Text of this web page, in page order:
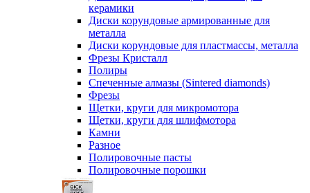
керамики
Диски корундовые армированные для
металла
Диски корундовые для пластмассы, металла
Фрезы Кристалл
Полиры
Спеченные алмазы (Sintered diamonds)
Фрезы
Щетки, круги для микромотора
Щетки, круги для шлифмотора
Камни
Разное
Полировочные пасты
Полировочные порошки